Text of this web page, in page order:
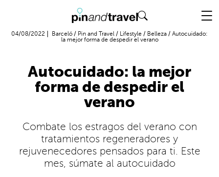
04/08/2022 Barceló / Pin and Travel / Lifestyle / Belleza / Autocuidado:
la mejor forma de despedir el verano
Autocuidado: la mejor
forma de despedir el
verano
Combate los estragos del verano con
tratamientos regeneradores y
rejuvenecedores pensados para ti. Este
mes, súmate al autocuidado